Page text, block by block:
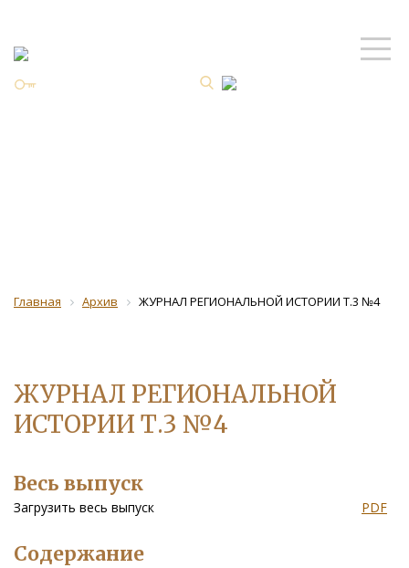
Главная Архив ЖУРНАЛ РЕГИОНАЛЬНОЙ ИСТОРИИ Т.3 №4
ЖУРНАЛ РЕГИОНАЛЬНОЙ
ИСТОРИИ Т.3 №4
Весь выпуск
Загрузить весь выпуск PDF
Содержание